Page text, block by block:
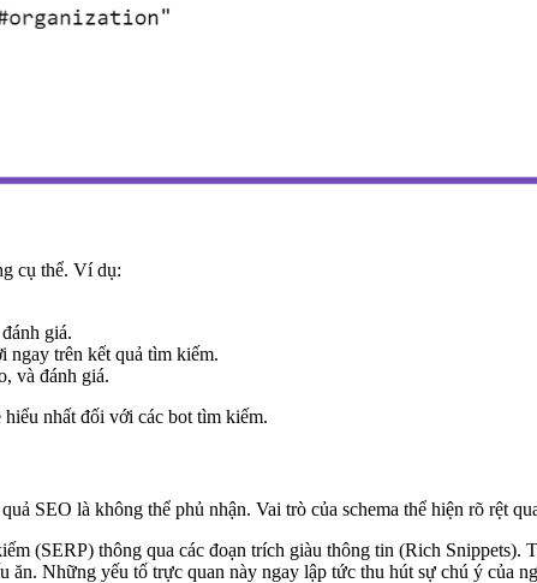
cụ thể. Ví dụ:
giá.
ngay trên kết quả tìm kiếm.
và đánh giá.
nhất đối với các bot tìm kiếm.
SEO là không thể phủ nhận. Vai trò của schema thể hiện rõ rệt
(SERP) thông qua các đoạn trích giàu thông tin (Rich
ăn. Những yếu tố trực quan này ngay lập tức thu hút sự chú ý của